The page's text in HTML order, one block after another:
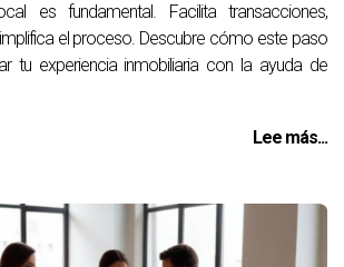
es fundamental. Facilita transacciones,
el proceso. Descubre cómo este paso
tu experiencia inmobiliaria con la ayuda de
Lee más...